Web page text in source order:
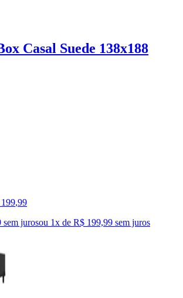
Casal Suede 138x188
199,99
sem jurosou 1x de R$ 199,99 sem juros